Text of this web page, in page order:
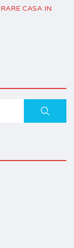
CASA IN
Ricerca